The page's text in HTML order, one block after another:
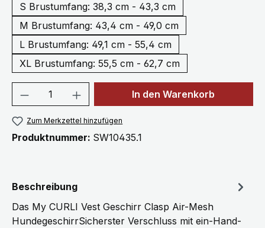
S Brustumfang: 38,3 cm - 43,3 cm
M Brustumfang: 43,4 cm - 49,0 cm
L Brustumfang: 49,1 cm - 55,4 cm
XL Brustumfang: 55,5 cm - 62,7 cm
Produkt Anzahl: Gib denIn den Warenkorb
Zum Merkzettel hinzufügen
Produktnummer: SW10435.1
Beschreibung
Das My CURLI Vest Geschirr Clasp Air-Mesh
HundegeschirrSicherster Verschluss mit ein-Hand-